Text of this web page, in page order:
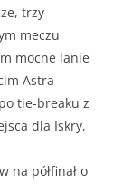
trzy
meczu
mocne lanie
Astra
tie-breaku z
dla Iskry,
na półfinał o